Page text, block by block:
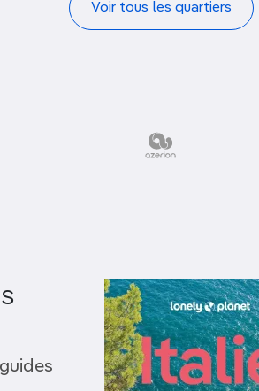
Voir tous les quartiers